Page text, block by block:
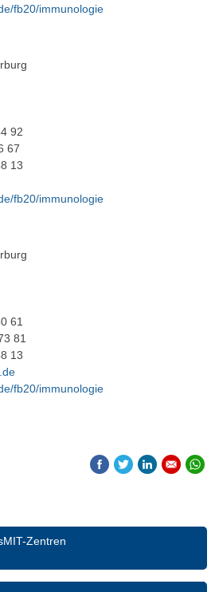
Zentren
fb20/immunologie
92
67
13
fb20/immunologie
61
81
13
fb20/immunologie